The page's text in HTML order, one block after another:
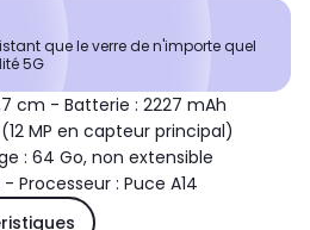
que le verre de n'importe quel
5G
cm - Batterie : 2227 mAh
MP en capteur principal)
: 64 Go, non extensible
Processeur : Puce A14